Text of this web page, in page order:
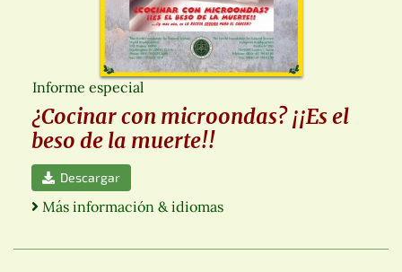
Informe especial
¿Cocinar con microondas? ¡¡Es el
beso de la muerte!!
Descargar
Más información & idiomas